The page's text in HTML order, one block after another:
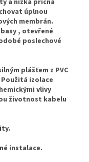
a nízká příčná
úplnou
membrán.
, otevřené
poslechové
plášťem z PVC
izolace
vlivy
životnost kabelu
instalace.